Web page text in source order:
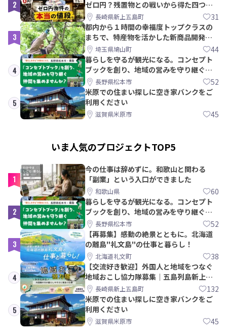
2
ゼロ円？残置物との戦いから得た四つの
教訓｜新上五島町
長崎県新上五島町 31
3
都内から１時間の幸福度トップクラスの
まちで、特産物を活かした新商品開発＆
PRメンバー募集！
埼玉県鳩山町 44
4
暮らしを守るが観光になる。コンセプト
ブックを創り、地域の営みを守り継ぐ仲
間を集めませんか？
長野県松本市 52
5
米原での住まい探しに空き家バンクをご
利用ください
滋賀県米原市 45
いま人気のプロジェクトTOP5
1
今の仕事は辞めずに。和歌山と関わる
「副業」という入口ができました
和歌山県 60
2
暮らしを守るが観光になる。コンセプト
ブックを創り、地域の営みを守り継ぐ仲
間を集めませんか？
長野県松本市 52
3
【再募集】感動の絶景とともに。北海道
の離島"礼文島"の仕事と暮らし！
北海道礼文町 38
4
【交流好き歓迎】外国人と地域をつなぐ
地域おこし協力隊募集｜五島列島新上五
島町長崎県新上五島町 132
5
米原での住まい探しに空き家バンクをご
利用ください
滋賀県米原市 45